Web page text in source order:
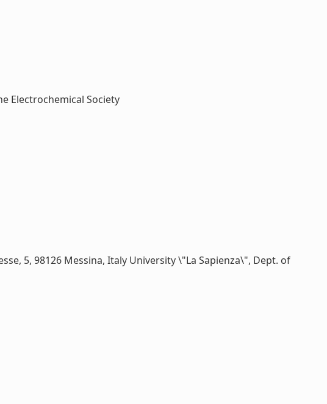
Electrochemical Society
5, 98126 Messina, Italy University \"La Sapienza\", Dept. of